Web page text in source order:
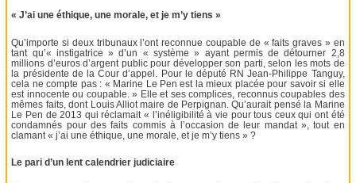
« J’ai une éthique, une morale, et je m’y tiens »
Qu’importe si deux tribunaux l’ont reconnue coupable de « faits graves » en
tant qu’« instigatrice » d’un « système » ayant permis de détourner 2,8
millions d’euros d’argent public pour développer son parti, selon les mots de
la présidente de la Cour d’appel. Pour le député RN Jean-Philippe Tanguy,
cela ne compte pas : « Marine Le Pen est la mieux placée pour savoir si elle
est innocente ou coupable. » Elle et ses complices, reconnus coupables des
mêmes faits, dont Louis Alliot maire de Perpignan. Qu’aurait pensé la Marine
Le Pen de 2013 qui réclamait « l’inéligibilité à vie pour tous ceux qui ont été
condamnés pour des faits commis à l’occasion de leur mandat », tout en
clamant « j’ai une éthique, une morale, et je m’y tiens » ?
Le pari d’un lent calendrier judiciaire